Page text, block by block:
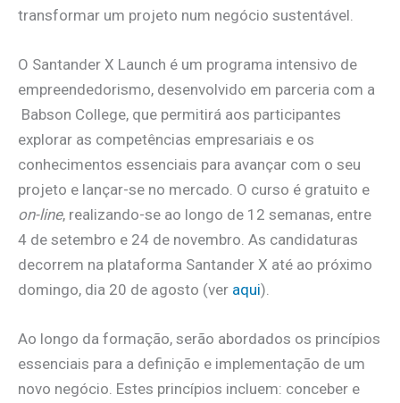
transformar um projeto num negócio sustentável.
O Santander X Launch é um programa intensivo de
empreendedorismo, desenvolvido em parceria com a
Babson College, que permitirá aos participantes
explorar as competências empresariais e os
conhecimentos essenciais para avançar com o seu
projeto e lançar-se no mercado. O curso é gratuito e
on-line, realizando-se ao longo de 12 semanas, entre
4 de setembro e 24 de novembro. As candidaturas
decorrem na plataforma Santander X até ao próximo
domingo, dia 20 de agosto (ver aqui).
Ao longo da formação, serão abordados os princípios
essenciais para a definição e implementação de um
novo negócio. Estes princípios incluem: conceber e